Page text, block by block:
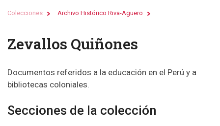
Colecciones Archivo Histórico Riva-Agüero
Zevallos Quiñones
Documentos referidos a la educación en el Perú y a
bibliotecas coloniales.
Secciones de la colección